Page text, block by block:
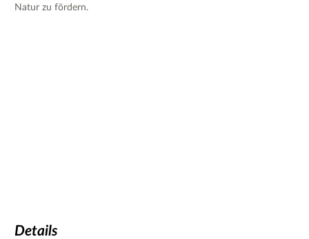
Natur zu fördern.
Details